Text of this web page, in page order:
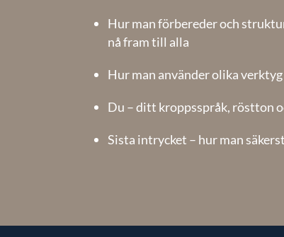
Hur man förbereder och
nå fram till alla
Hur man använder olika
Du – ditt kroppsspråk, röstton
Sista intrycket – hur man